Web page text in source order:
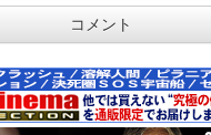
コメント